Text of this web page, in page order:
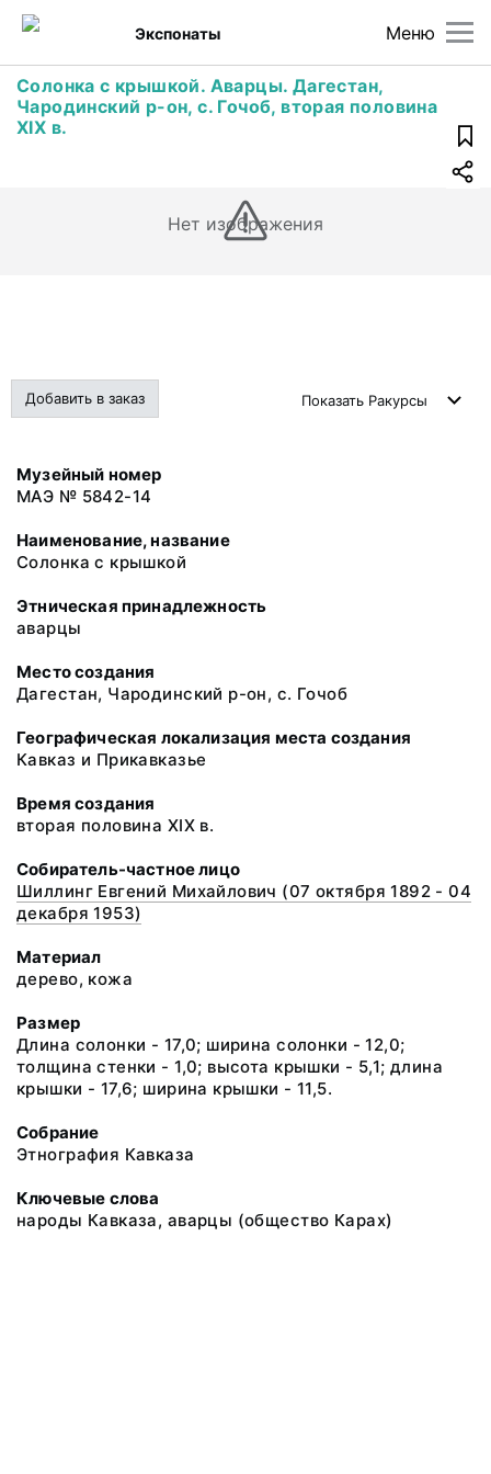
Меню
Экспонаты
Солонка с крышкой. Аварцы. Дагестан,
Чародинский р-он, с. Гочоб, вторая половина
XIX в.
Нет изображения
Добавить в заказ Показать Ракурсы
Музейный номер
МАЭ № 5842-14
Наименование, название
Солонка с крышкой
Этническая принадлежность
аварцы
Место создания
Дагестан, Чародинский р-он, с. Гочоб
Географическая локализация места создания
Кавказ и Прикавказье
Время создания
вторая половина XIX в.
Собиратель-частное лицо
Шиллинг Евгений Михайлович (07 октября 1892 - 04
декабря 1953)
Материал
дерево, кожа
Размер
Длина солонки - 17,0; ширина солонки - 12,0;
толщина стенки - 1,0; высота крышки - 5,1; длина
крышки - 17,6; ширина крышки - 11,5.
Собрание
Этнография Кавказа
Ключевые слова
народы Кавказа, аварцы (общество Карах)